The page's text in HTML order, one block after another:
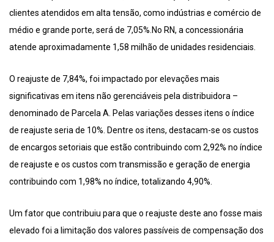
clientes atendidos em alta tensão, como indústrias e comércio de
médio e grande porte, será de 7,05%.No RN, a concessionária
atende aproximadamente 1,58 milhão de unidades residenciais.
O reajuste de 7,84%, foi impactado por elevações mais
significativas em itens não gerenciáveis pela distribuidora –
denominado de Parcela A. Pelas variações desses itens o índice
de reajuste seria de 10%. Dentre os itens, destacam-se os custos
de encargos setoriais que estão contribuindo com 2,92% no índice
de reajuste e os custos com transmissão e geração de energia
contribuindo com 1,98% no índice, totalizando 4,90%.
Um fator que contribuiu para que o reajuste deste ano fosse mais
elevado foi a limitação dos valores passíveis de compensação dos